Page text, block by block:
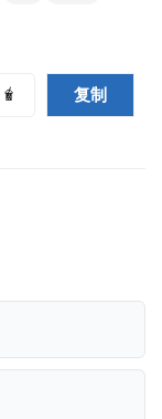
🧋 复制